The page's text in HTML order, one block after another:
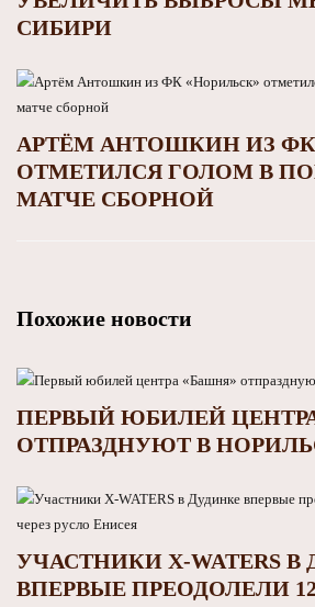
СИБИРИ
АРТЁМ АНТОШКИН ИЗ ФК
ОТМЕТИЛСЯ ГОЛОМ В
МАТЧЕ СБОРНОЙ
Похожие новости
ПЕРВЫЙ ЮБИЛЕЙ
ОТПРАЗДНУЮТ В
УЧАСТНИКИ X-WATERS
ВПЕРВЫЕ ПРЕОДОЛЕЛИ